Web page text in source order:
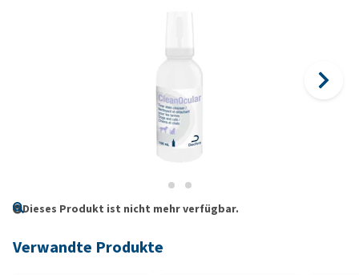
Dieses Produkt ist nicht mehr verfügbar.
Verwandte Produkte